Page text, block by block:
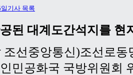
기사 목록
된 대계도간석지를 현
조선중앙통신)조선로동
민공화국 국방위원회